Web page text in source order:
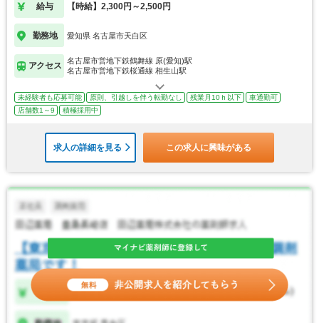
給与 【時給】2,300円～2,500円
勤務地 愛知県 名古屋市天白区
アクセス
名古屋市営地下鉄鶴舞線 原(愛知)駅
名古屋市営地下鉄桜通線 相生山駅
未経験者も応募可能 原則、引越しを伴う転勤なし 残業月10ｈ以下
車通勤可
店舗数1～9
積極採用中
求人の詳細を見る この求人に興味がある